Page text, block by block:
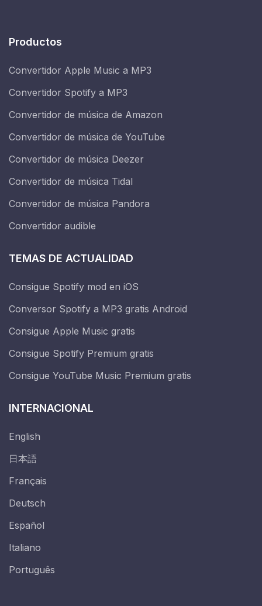
Productos
Convertidor Apple Music a MP3
Convertidor Spotify a MP3
Convertidor de música de Amazon
Convertidor de música de YouTube
Convertidor de música Deezer
Convertidor de música Tidal
Convertidor de música Pandora
Convertidor audible
TEMAS DE ACTUALIDAD
Consigue Spotify mod en iOS
Conversor Spotify a MP3 gratis Android
Consigue Apple Music gratis
Consigue Spotify Premium gratis
Consigue YouTube Music Premium gratis
INTERNACIONAL
English
日本語
Français
Deutsch
Español
Italiano
Português